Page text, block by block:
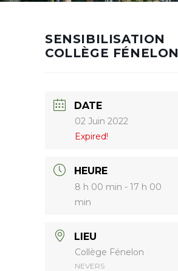
SENSIBILISATION
COLLÈGE FÉNELON
DATE
02 Juin 2022
Expired!
HEURE
8 h 00 min - 17 h 00
min
LIEU
Collège Fénelon
NEVERS